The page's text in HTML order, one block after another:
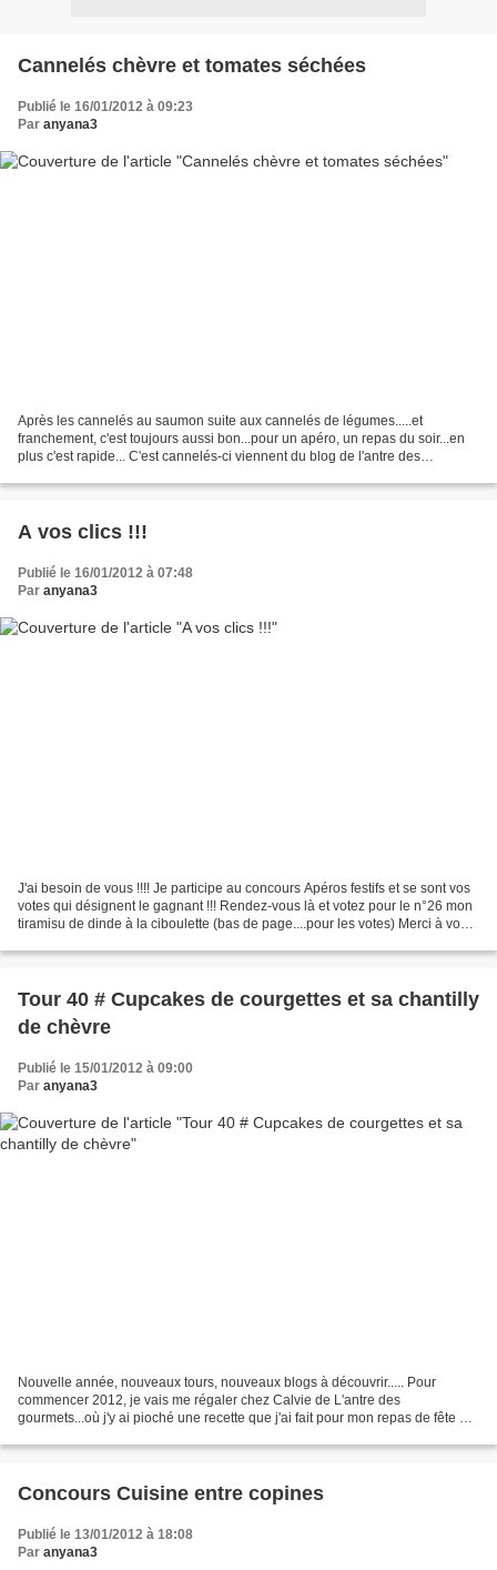
Cannelés chèvre et tomates séchées
Publié le 16/01/2012 à 09:23
Par anyana3
Après les cannelés au saumon suite aux cannelés de légumes.....et
franchement, c'est toujours aussi bon...pour un apéro, un repas du soir...en
plus c'est rapide... C'est cannelés-ci viennent du blog de l'antre des
A vos clics !!!
Publié le 16/01/2012 à 07:48
Par anyana3
J'ai besoin de vous !!!! Je participe au concours Apéros festifs et se sont vos
votes qui désignent le gagnant !!! Rendez-vous là et votez pour le n°26 mon
tiramisu de dinde à la ciboulette (bas de page....pour les votes) Merci à vous
Tour 40 # Cupcakes de courgettes et sa chantilly
de chèvre
Publié le 15/01/2012 à 09:00
Par anyana3
Nouvelle année, nouveaux tours, nouveaux blogs à découvrir..... Pour
commencer 2012, je vais me régaler chez Calvie de L'antre des
gourmets...où j'y ai pioché une recette que j'ai fait pour mon repas de fête du
Concours Cuisine entre copines
Publié le 13/01/2012 à 18:08
Par anyana3